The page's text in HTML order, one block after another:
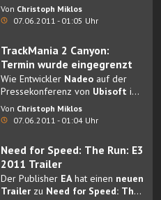
Old Republic veröffentlicht.
Von Christoph Miklos
07.06.2011 - 01:05 Uhr
TrackMania 2 Canyon:
Termin wurde eingegrenzt
Wie Entwickler Nadeo auf der
Pressekonferenz von Ubisoft im
Vorfeld der E3 2011 bekannt
gegeben hat, erscheint das Fun-
den PC.
Von Christoph Miklos
07.06.2011 - 01:04 Uhr
Need for Speed: The Run: E3
2011 Trailer
Der Publisher EAhat einen neuen
Trailer zu Need for Speed: The